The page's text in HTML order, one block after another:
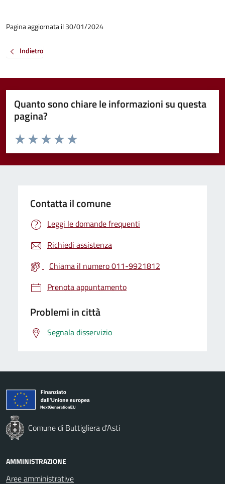
Pagina aggiornata il 30/01/2024
Indietro
Quanto sono chiare le informazioni su questa
pagina?
Valuta da 1 a 5 stelle la pagina
Valuta 5 stelle su 5
Valuta 4 stelle su 5
Valuta 3 stelle su 5
Valuta 2 stelle su 5
Valuta 1 stelle su 5
Contatta il comune
Leggi le domande frequenti
Richiedi assistenza
Chiama il numero 011-9921812
Prenota appuntamento
Problemi in città
Segnala disservizio
Comune di Buttigliera d'Asti
AMMINISTRAZIONE
Aree amministrative